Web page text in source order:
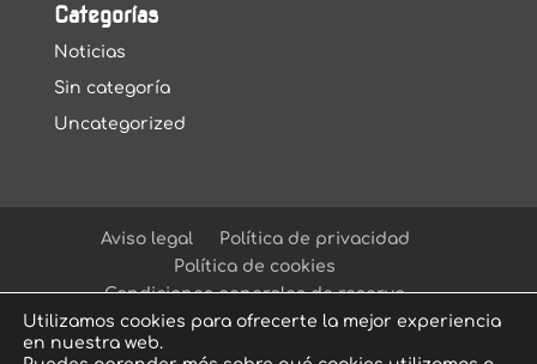
Categorías
Noticias
Sin categoría
Uncategorized
Aviso legal
Política de privacidad
Política de cookies
Condiciones generales de reserva
Utilizamos cookies para ofrecerte la mejor experiencia
en nuestra web.